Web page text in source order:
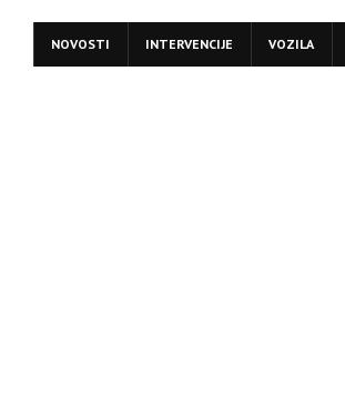
NOVOSTI INTERVENCIJE VOZILA